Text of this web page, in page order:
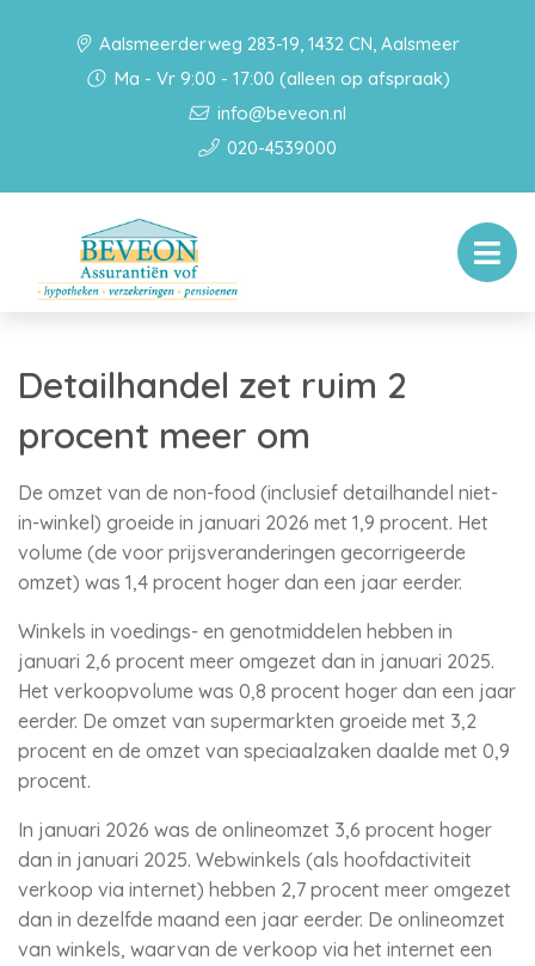
Aalsmeerderweg 283-19, 1432 CN, Aalsmeer
Ma - Vr 9:00 - 17:00 (alleen op afspraak)
info@beveon.nl
020-4539000
Detailhandel zet ruim 2
procent meer om
De omzet van de non-food (inclusief detailhandel niet-
in-winkel) groeide in januari 2026 met 1,9 procent. Het
volume (de voor prijsveranderingen gecorrigeerde
omzet) was 1,4 procent hoger dan een jaar eerder.
Winkels in voedings- en genotmiddelen hebben in
januari 2,6 procent meer omgezet dan in januari 2025.
Het verkoopvolume was 0,8 procent hoger dan een jaar
eerder. De omzet van supermarkten groeide met 3,2
procent en de omzet van speciaalzaken daalde met 0,9
procent.
In januari 2026 was de onlineomzet 3,6 procent hoger
dan in januari 2025. Webwinkels (als hoofdactiviteit
verkoop via internet) hebben 2,7 procent meer omgezet
dan in dezelfde maand een jaar eerder. De onlineomzet
van winkels, waarvan de verkoop via het internet een